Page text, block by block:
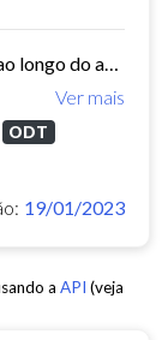
Ver mais
ODT
19/01/2023
a API (veja